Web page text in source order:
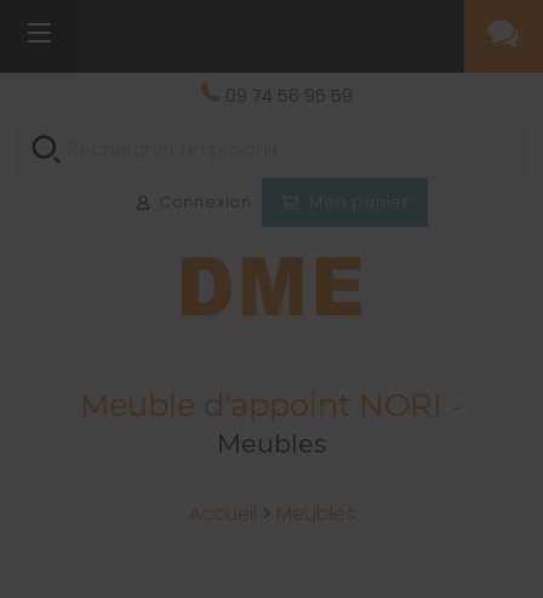
09 74 56 95 59
Connexion
Meuble d'appoint NORI -
Meubles
Accueil > Meubles